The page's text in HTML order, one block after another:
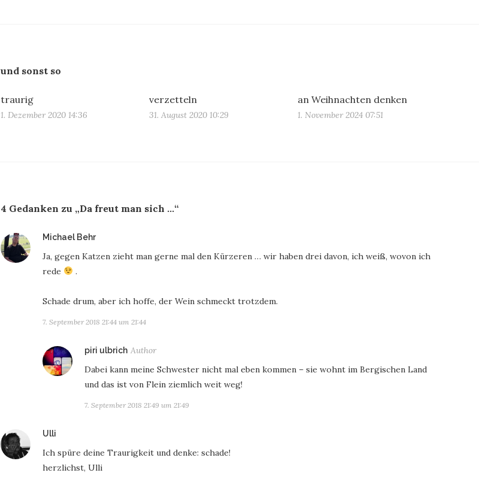
und sonst so
traurig
1. Dezember 2020 14:36
verzetteln
31. August 2020 10:29
an Weihnachten denken
1. November 2024 07:51
4 Gedanken zu „Da freut man sich …“
Michael Behrsagt:
Ja, gegen Katzen zieht man gerne mal den Kürzeren … wir haben drei davon, ich weiß, wovon ich
rede
.
Schade drum, aber ich hoffe, der Wein schmeckt trotzdem.
7. September 2018 21:44 um 21:44
piri ulbrich sagt:
Dabei kann meine Schwester nicht mal eben kommen – sie wohnt im Bergischen Land
und das ist von Flein ziemlich weit weg!
7. September 2018 21:49 um 21:49
Ulli
Ich spüre deine Traurigkeit und denke: schade!
herzlichst, Ulli